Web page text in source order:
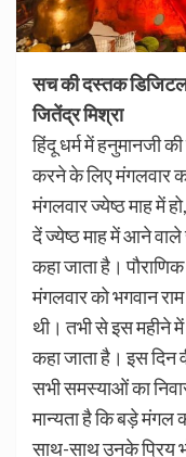
सच की दस्तक डिजिटल
जितेंद्र मिश्रा
हिंदू धर्म में हनुमानजी
करने के लिए मंगलवार
मंगलवार ज्येष्ठ माह में
दें ज्येष्ठ माह में आने
कहा जाता है।
मंगलवार को भगवान
थी। तभी से इस महीने
कहा जाता है। इस दिन
सभी समस्याओं का
मान्यता है कि बड़े मंगल
साथ-साथ उनके प्रिय